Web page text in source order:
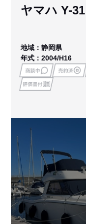
ヤマハ Y-
地域：静岡県
年式：2004/H16